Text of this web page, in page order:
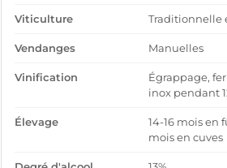
Viticulture Traditionnelle
Vendanges Manuelles
Vinification
Égrappage,
inox pendant
Élevage
14-16 mois en
mois en cuves